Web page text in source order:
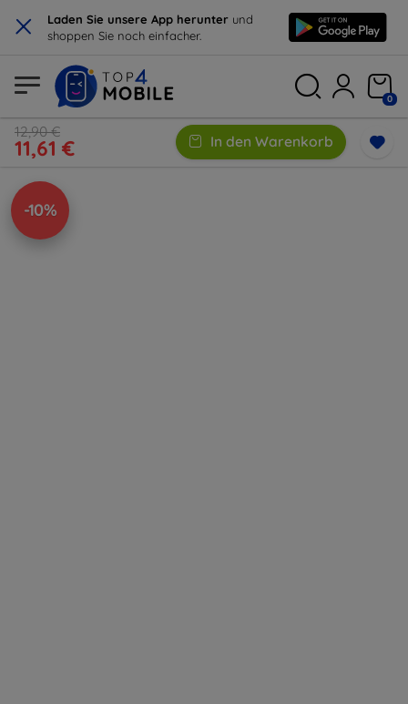
× Laden Sie unsere App herunter und
shoppen Sie noch einfacher.
0
12,90 €
11,61 € In den Warenkorb
-10%